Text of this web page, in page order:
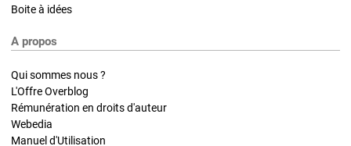
Boite à idées
A propos
Qui sommes nous ?
L'Offre Overblog
Rémunération en droits d'auteur
Webedia
Manuel d'Utilisation